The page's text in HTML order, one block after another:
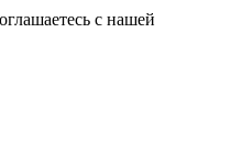
с нашей